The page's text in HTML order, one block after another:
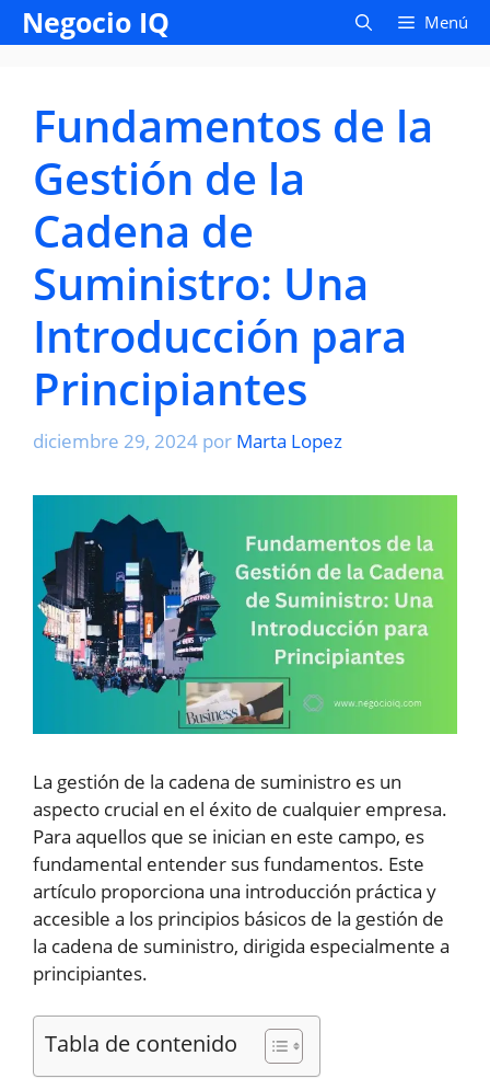
Saltar
al Negocio IQ Menú
Fundamentos de la
Gestión de la
Cadena de
Suministro: Una
Introducción para
Principiantes
diciembre 29, 2024 por Marta Lopez
La gestión de la cadena de suministro es un
aspecto crucial en el éxito de cualquier empresa.
Para aquellos que se inician en este campo, es
fundamental entender sus fundamentos. Este
artículo proporciona una introducción práctica y
accesible a los principios básicos de la gestión de
la cadena de suministro, dirigida especialmente a
principiantes.
Tabla de contenido